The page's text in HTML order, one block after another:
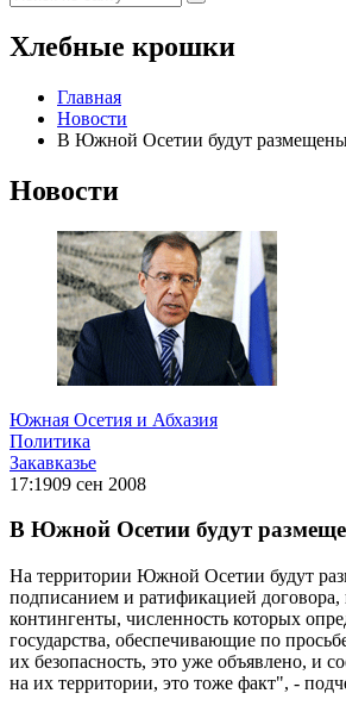
Хлебные крошки
Главная
Новости
В Южной Осетии будут
Новости
Южная Осетия и Абхазия
Политика
Закавказье
17:1909 сен 2008
В Южной Осетии будут
На территории Южной Осетии будут
подписанием и ратификацией
контингенты, численность которых
государства, обеспечивающие по
их безопасность, это уже объявлено, и
на их территории, это тоже факт", -